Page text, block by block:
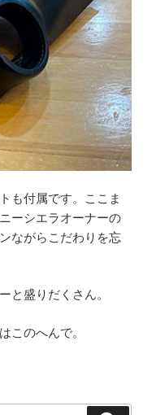
も付属です。ここま
ーシエラオーナーの
ながらこだわりを忘
と盛りだくさん。
このへんで。